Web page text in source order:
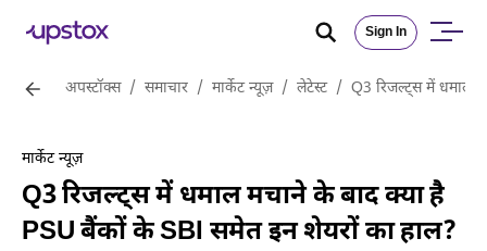
Sign In
अपस्टॉक्स / समाचार / मार्केट न्यूज़ / लेटेस्ट / Q3 रिजल्ट्स में धमाल
मार्केट न्यूज़
Q3 रिजल्ट्स में धमाल मचाने के बाद क्या है
PSU बैंकों के SBI समेत इन शेयरों का हाल?